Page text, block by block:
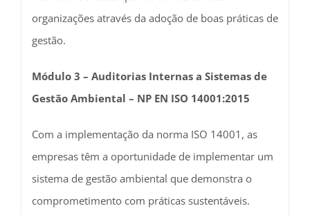
organizações através da adoção de boas práticas de
gestão.
Módulo 3 – Auditorias Internas a Sistemas de
Gestão Ambiental – NP EN ISO 14001:2015
Com a implementação da norma ISO 14001, as
empresas têm a oportunidade de implementar um
sistema de gestão ambiental que demonstra o
comprometimento com práticas sustentáveis.